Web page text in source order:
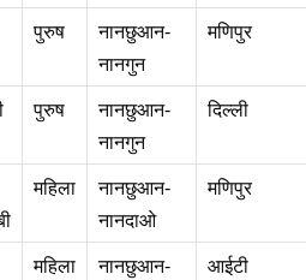
पुरुष
नानछुआन-
नानगुन
मणिपुर
पुरुष
नानछुआन-
नानगुन
दिल्ली
महिला
नानछुआन-
नानदाओ
मणिपुर
महिला
नानछुआन-
आईटी